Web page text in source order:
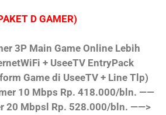
D GAMER)
3P Main Game Online Lebih
+ UseeTV EntryPack
Game di UseeTV + Line Tlp)
10 Mbps Rp. 418.000/bln. ——
20 Mbpsl Rp. 528.000/bln. ——>